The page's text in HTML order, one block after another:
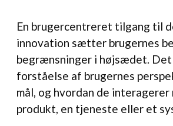
En brugercentreret tilgang til
innovation sætter brugernes
begrænsninger i højsædet.
forståelse af brugernes
mål, og hvordan de interagerer
produkt, en tjeneste eller et